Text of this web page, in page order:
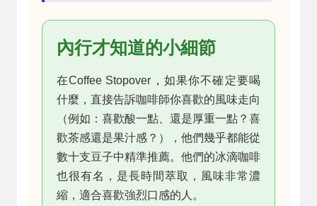
內行才知道的小細節
在Coffee Stopover，如果你不確定要喝
什麼，直接告訴咖啡師你喜歡的風味走向
（例如：喜歡酸一點、還是厚重一點？喜
歡茶感還是果汁感？），他們幾乎都能從
數十支豆子中精準推薦。他們的冰滴咖啡
也很有名，是長時間萃取，風味非常濃
縮，適合喜歡強烈口感的人。